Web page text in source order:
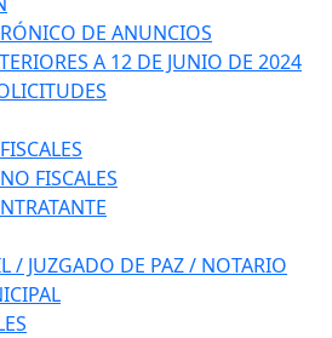
DE ANUNCIOS
A 12 DE JUNIO DE 2024
FISCALES
/ JUZGADO DE PAZ / NOTARIO